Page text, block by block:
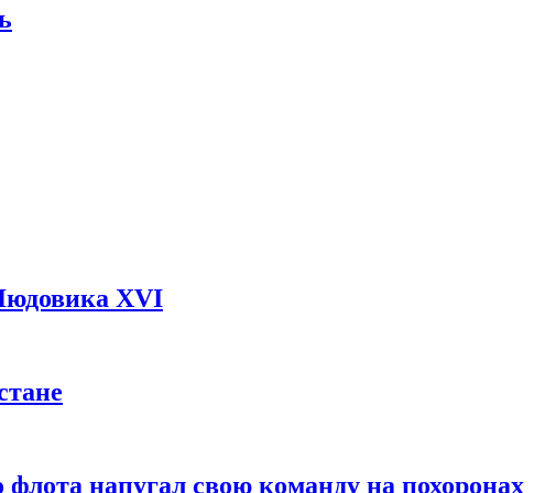
XVI
напугал свою команду на похоронах